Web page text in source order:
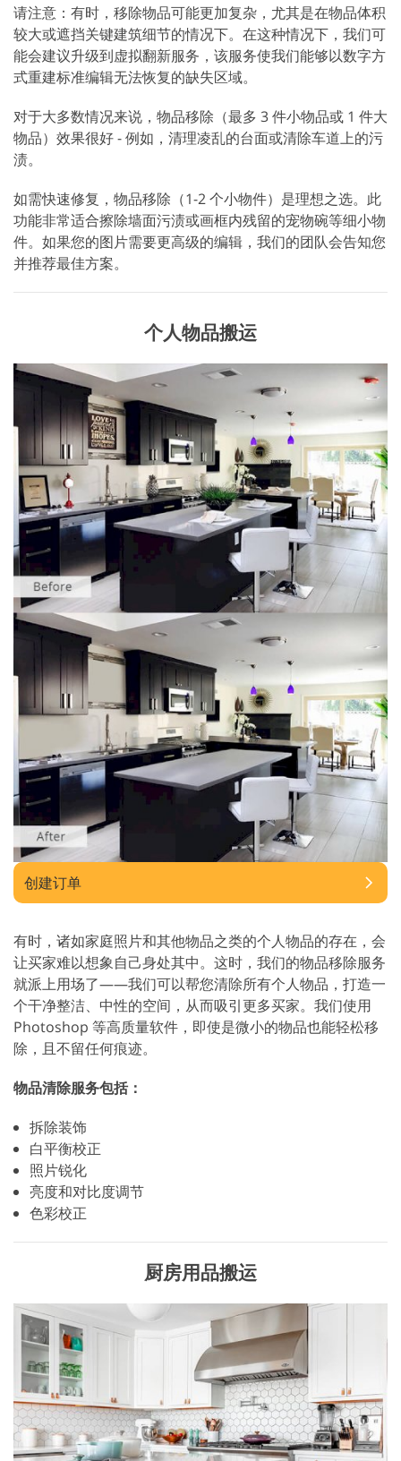
请注意：有时，移除物品可能更加复杂，尤其是在物品体积
较大或遮挡关键建筑细节的情况下。在这种情况下，我们可
能会建议升级到虚拟翻新服务，该服务使我们能够以数字方
式重建标准编辑无法恢复的缺失区域。
对于大多数情况来说，物品移除（最多 3 件小物品或 1 件大
物品）效果很好 - 例如，清理凌乱的台面或清除车道上的污
渍。
如需快速修复，物品移除（1-2 个小物件）是理想之选。此
功能非常适合擦除墙面污渍或画框内残留的宠物碗等细小物
件。如果您的图片需要更高级的编辑，我们的团队会告知您
并推荐最佳方案。
个人物品搬运
创建订单
有时，诸如家庭照片和其他物品之类的个人物品的存在，会
让买家难以想象自己身处其中。这时，我们的物品移除服务
就派上用场了——我们可以帮您清除所有个人物品，打造一
个干净整洁、中性的空间，从而吸引更多买家。我们使用
Photoshop 等高质量软件，即使是微小的物品也能轻松移
除，且不留任何痕迹。
物品清除服务包括：
拆除装饰
白平衡校正
照片锐化
亮度和对比度调节
色彩校正
厨房用品搬运